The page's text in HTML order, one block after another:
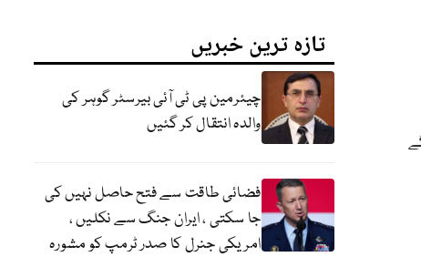
تازہ ترین خبریں
چیئرمین پی ٹی آئی بیرسٹر گوہر کی
والدہ انتقال کر گئیں
فضائی طاقت سے فتح حاصل نہیں کی
جا سکتی ، ایران جنگ سے نکلیں ،
امریکی جنرل کا صدر ٹرمپ کو مشورہ